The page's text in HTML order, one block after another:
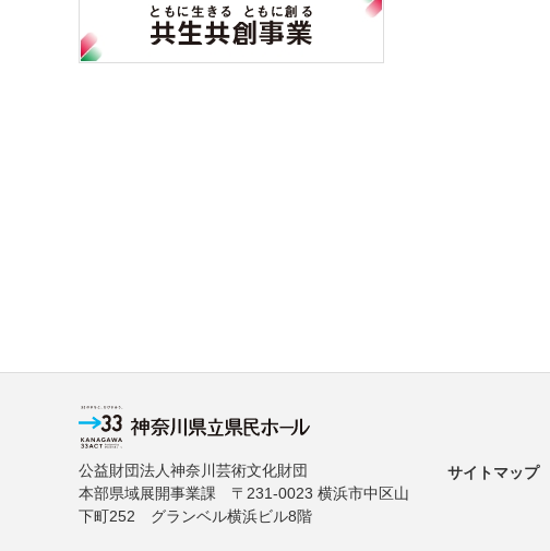
公益財団法人神奈川芸術文化財団
本部県域展開事業課 〒231-0023 横浜市中区山
下町252 グランベル横浜ビル8階
サイトマップ